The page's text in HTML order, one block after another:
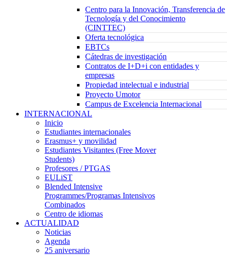
Centro para la Innovación, Transferencia de
Tecnología y del Conocimiento
(CINTTEC)
Oferta tecnológica
EBTCs
Cátedras de investigación
Contratos de I+D+i con entidades y
empresas
Propiedad intelectual e industrial
Proyecto Umotor
Campus de Excelencia Internacional
INTERNACIONAL
Inicio
Estudiantes internacionales
Erasmus+ y movilidad
Estudiantes Visitantes (Free Mover
Students)
Profesores / PTGAS
EULiST
Blended Intensive
Programmes/Programas Intensivos
Combinados
Centro de idiomas
ACTUALIDAD
Noticias
Agenda
25 aniversario